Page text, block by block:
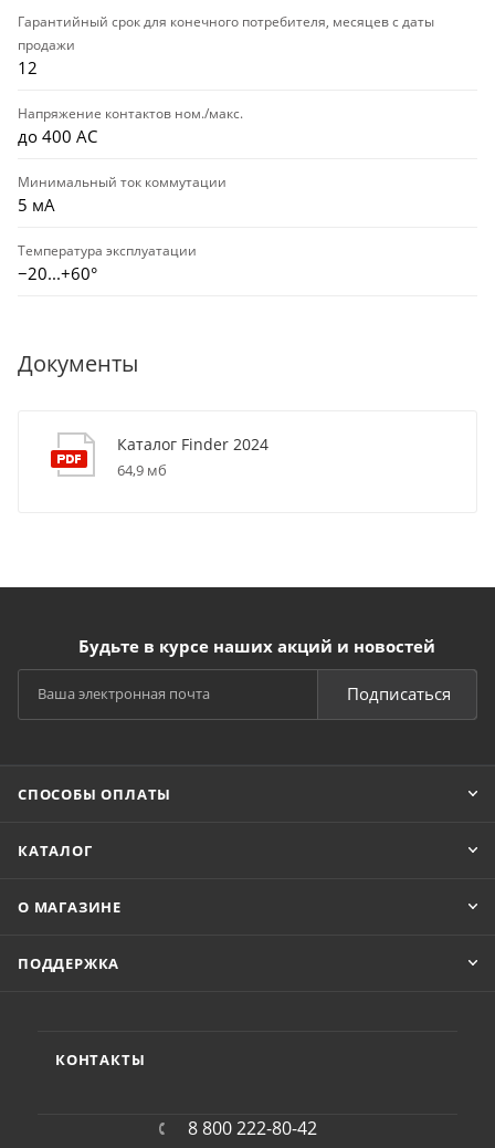
Гарантийный срок для конечного потребителя, месяцев с даты
продажи
12
Напряжение контактов ном./макс.
до 400 АС
Минимальный ток коммутации
5 мА
Температура эксплуатации
−20...+60°
Документы
Каталог Finder 2024
64,9 мб
Будьте в курсе наших акций и новостей
Подписаться
СПОСОБЫ ОПЛАТЫ
КАТАЛОГ
О МАГАЗИНЕ
ПОДДЕРЖКА
КОНТАКТЫ
8 800 222-80-42